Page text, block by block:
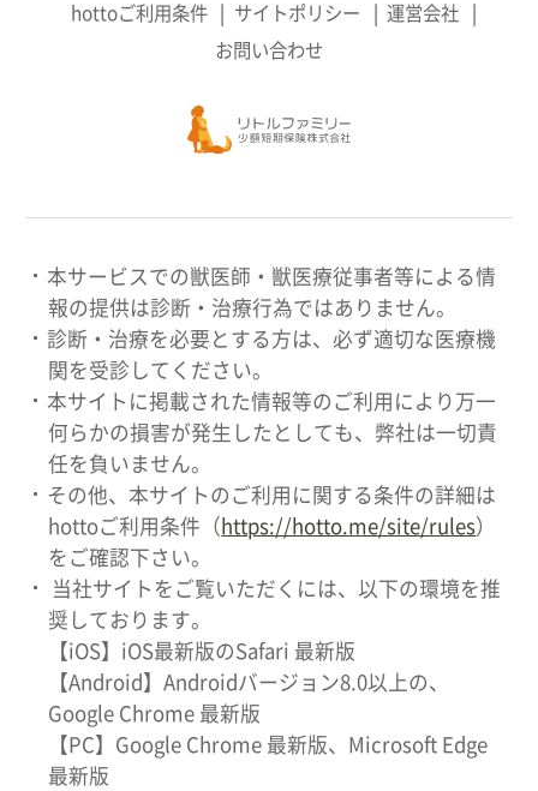
hottoご利用条件
サイトポリシー
運営会社
お問い合わせ
本サービスでの獣医師・獣医療従事者等による情
報の提供は診断・治療行為ではありません。
診断・治療を必要とする方は、必ず適切な医療機
関を受診してください。
本サイトに掲載された情報等のご利用により万一
何らかの損害が発生したとしても、弊社は一切責
任を負いません。
その他、本サイトのご利用に関する条件の詳細は
hottoご利用条件（ https://hotto.me/site/rules）
をご確認下さい。
当社サイトをご覧いただくには、以下の環境を推
奨しております。
【iOS】iOS最新版のSafari 最新版
【Android】Androidバージョン8.0以上の、
Google Chrome 最新版
【PC】Google Chrome 最新版、Microsoft Edge
最新版